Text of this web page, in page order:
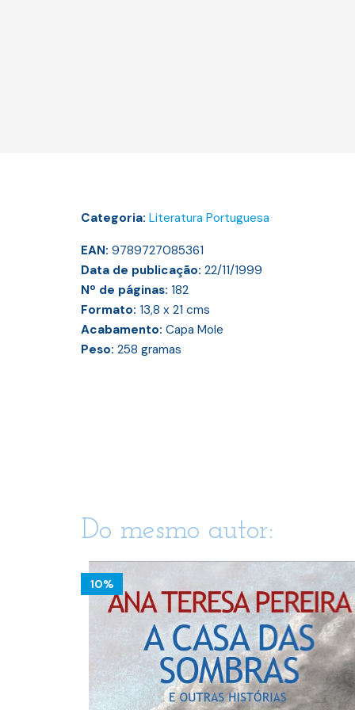
Categoria: Literatura Portuguesa
EAN: 9789727085361
Data de publicação: 22/11/1999
Nº de páginas: 182
Formato: 13,8 x 21 cms
Acabamento: Capa Mole
Peso: 258 gramas
Do mesmo autor:
10%